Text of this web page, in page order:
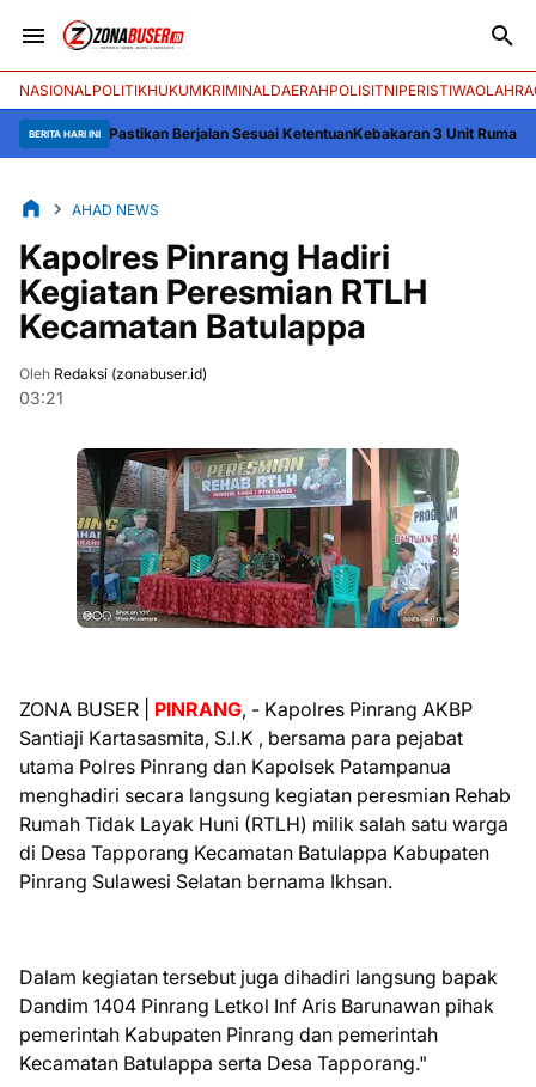
NASIONALPOLITIKHUKUMKRIMINALDAERAHPOLISITNIPERISTIWA
BERITA HARI INI
Pastikan Berjalan Sesuai KetentuanKebakaran 3 Unit Rumah Panggung
AHAD NEWS
Kapolres Pinrang Hadiri
Kegiatan Peresmian RTLH
Kecamatan Batulappa
Oleh Redaksi (zonabuser.id)
03:21
ZONA BUSER | PINRANG, - Kapolres Pinrang AKBP
Santiaji Kartasasmita, S.I.K , bersama para pejabat
utama Polres Pinrang dan Kapolsek Patampanua
menghadiri secara langsung kegiatan peresmian Rehab
Rumah Tidak Layak Huni (RTLH) milik salah satu warga
di Desa Tapporang Kecamatan Batulappa Kabupaten
Pinrang Sulawesi Selatan bernama Ikhsan.
Dalam kegiatan tersebut juga dihadiri langsung bapak
Dandim 1404 Pinrang Letkol Inf Aris Barunawan pihak
pemerintah Kabupaten Pinrang dan pemerintah
Kecamatan Batulappa serta Desa Tapporang."